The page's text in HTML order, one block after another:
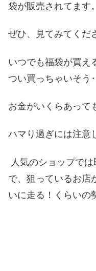
袋が販売されてます。
ぜひ、見てみてくだ
いつでも福袋が買え
つい買っちゃいそう
お金がいくらあって
ハマり過ぎには注意
人気のショップで
で、狙っているお店
いに走る！くらいの